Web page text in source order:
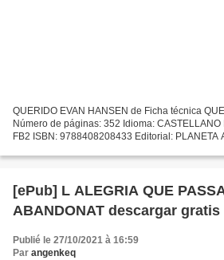
QUERIDO EVAN HANSEN de Ficha técnica
Número de páginas: 352 Idioma: CASTELLANO
FB2 ISBN: 9788408208433 Editorial: PLANETA
[ePub] L ALEGRIA QUE
ABANDONAT descargar gratis
Publié le 27/10/2021 à 16:59
Par angenkeq